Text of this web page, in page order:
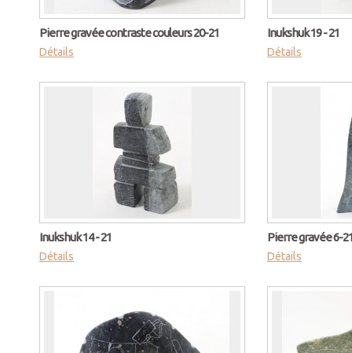
Pierre gravée contraste couleurs 20-21
Détails
Inukshuk 19 - 21
Détails
Inukshuk 14 - 21
Détails
Pierre gravée 6-
Détails